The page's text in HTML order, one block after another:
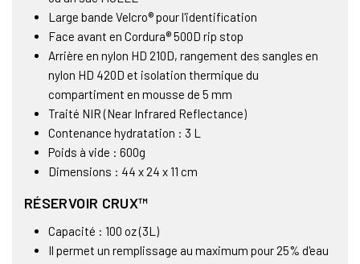
Large bande Velcro® pour l'identification
Face avant en Cordura® 500D rip stop
Arrière en nylon HD 210D, rangement des sangles en
nylon HD 420D et isolation thermique du
compartiment en mousse de 5 mm
Traité NIR (Near Infrared Reflectance)
Contenance hydratation : 3 L
Poids à vide : 600g
Dimensions : 44 x 24 x 11 cm
RÉSERVOIR CRUX™
Capacité : 100 oz (3L)
Il permet un remplissage au maximum pour 25% d'eau